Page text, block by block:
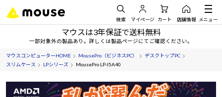
検索 マイページ カート 店舗情報 メニュー
マウスは3年保証で送料無料
一部対象外の製品あり。詳しくは製品ページにてご確認ください。
マウスコンピューターHOME MousePro（ビジネスPC）
デスクトップPC
スリムケース
LPシリーズ MousePro LP-I5A40